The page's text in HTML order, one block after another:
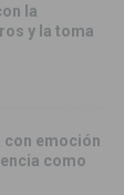
la
y la toma
con emoción
como